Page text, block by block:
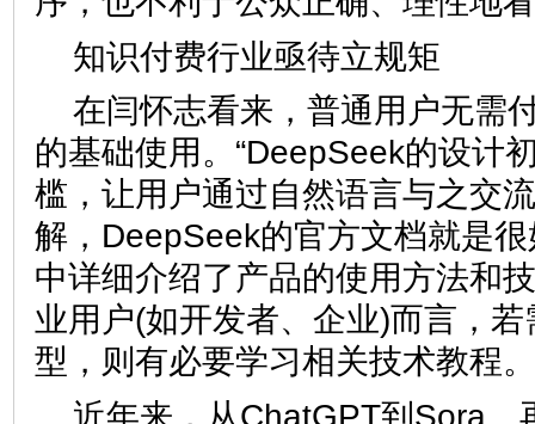
知识付费行业亟待立规矩
在闫怀志看来，普通用户无需
的基础使用。“DeepSeek的设计
槛，让用户通过自然语言与之交
解，DeepSeek的官方文档就是
中详细介绍了产品的使用方法和
业用户(如开发者、企业)而言，
型，则有必要学习相关技术教程
近年来，从ChatGPT到Sora、